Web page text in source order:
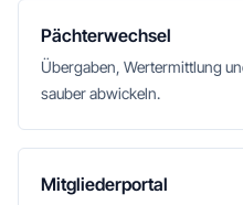
Pächterwechsel
Übergaben, Wertermittlung
sauber abwickeln.
Mitgliederportal